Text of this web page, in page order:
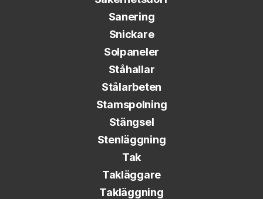
Sanering
Snickare
Solpaneler
Ståhallar
Stålarbeten
Stamspolning
Stängsel
Stenläggning
Tak
Takläggare
Takläggning